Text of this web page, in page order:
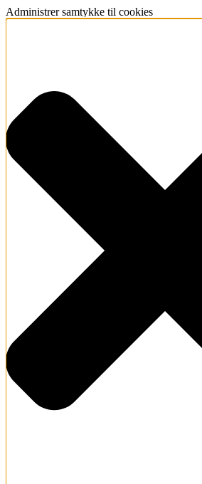
Administrer samtykke til cookies